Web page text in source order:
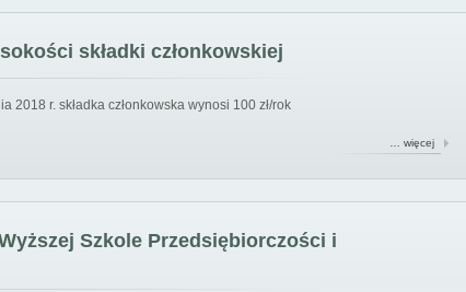
składki członkowskiej
2018 r. składka członkowska wynosi 100 zł/rok
… więcej
Szkole Przedsiębiorczości i